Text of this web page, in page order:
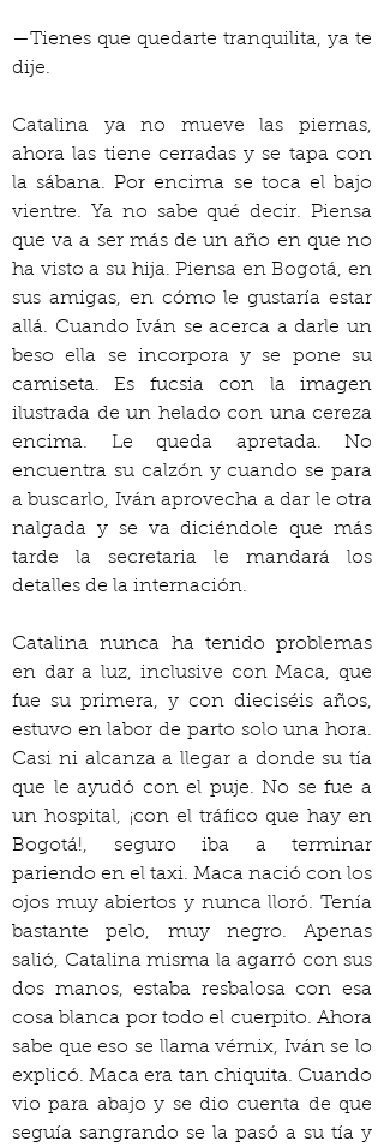
—Tienes que quedarte tranquilita, ya te
dije.
Catalina ya no mueve las piernas,
ahora las tiene cerradas y se tapa con
la sábana. Por encima se toca el bajo
vientre. Ya no sabe qué decir. Piensa
que va a ser más de un año en que no
ha visto a su hija. Piensa en Bogotá, en
sus amigas, en cómo le gustaría estar
allá. Cuando Iván se acerca a darle un
beso ella se incorpora y se pone su
camiseta. Es fucsia con la imagen
ilustrada de un helado con una cereza
encima. Le queda apretada. No
encuentra su calzón y cuando se para
a buscarlo, Iván aprovecha a dar le otra
nalgada y se va diciéndole que más
tarde la secretaria le mandará los
detalles de la internación.
Catalina nunca ha tenido problemas
en dar a luz, inclusive con Maca, que
fue su primera, y con dieciséis años,
estuvo en labor de parto solo una hora.
Casi ni alcanza a llegar a donde su tía
que le ayudó con el puje. No se fue a
un hospital, ¡con el tráfico que hay en
Bogotá!, seguro iba a terminar
pariendo en el taxi. Maca nació con los
ojos muy abiertos y nunca lloró. Tenía
bastante pelo, muy negro. Apenas
salió, Catalina misma la agarró con sus
dos manos, estaba resbalosa con esa
cosa blanca por todo el cuerpito. Ahora
sabe que eso se llama vérnix, Iván se lo
explicó. Maca era tan chiquita. Cuando
vio para abajo y se dio cuenta de que
seguía sangrando se la pasó a su tía y